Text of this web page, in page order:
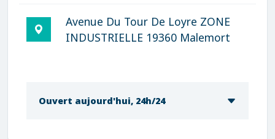
Avenue Du Tour De Loyre ZONE
INDUSTRIELLE 19360 Malemort
Ouvert aujourd'hui, 24h/24